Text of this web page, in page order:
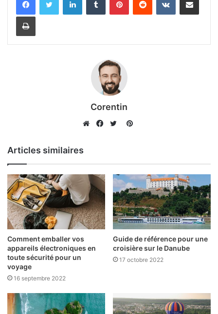
Imprimer
Corentin
Pinterest
Articles similaires
Comment emballer vos
appareils électroniques en
toute sécurité pour un
voyage
16 septembre 2022
Guide de référence pour une
croisière sur le Danube
17 octobre 2022